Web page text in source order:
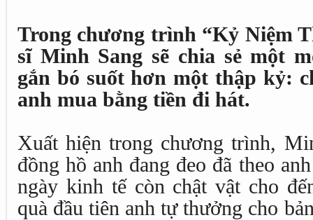
Trong chương trình “Kỷ Niệm
sĩ Minh Sang sẽ chia sẻ một
gắn bó suốt hơn một thập kỷ:
anh mua bằng tiền đi hát.
Xuất hiện trong chương trình,
đồng hồ anh đang đeo đã theo
ngày kinh tế còn chật vật cho
quà đầu tiên anh tự thưởng cho